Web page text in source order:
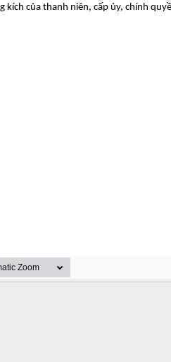
của thanh niên, cấp ủy, chính